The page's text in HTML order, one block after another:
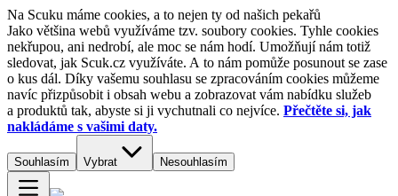
Na Scuku máme cookies, a to nejen ty od našich pekařů
Jako většina webů využíváme tzv. soubory cookies. Tyhle cookies
nekřupou, ani nedrobí, ale moc se nám hodí. Umožňují nám totiž
sledovat, jak Scuk.cz využíváte. A to nám pomůže posunout se zase
o kus dál. Díky vašemu souhlasu se zpracováním cookies můžeme
navíc přizpůsobit i obsah webu a zobrazovat vám nabídku služeb
a produktů tak, abyste si ji vychutnali co nejvíce. Přečtěte si, jak
nakládáme s vašimi daty.
Souhlasím Vybrat Nesouhlasím